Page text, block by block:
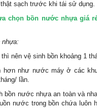
sạch trước khi tái sử dụng.
chọn bồn nước nhựa giá
nhựa:
nên vệ sinh bồn khoảng 1
hơn như nước máy ở các
lần.
bồn nước nhựa an toàn và
nước trong bồn chứa luôn